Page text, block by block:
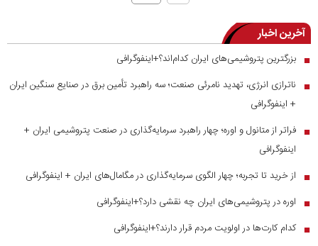
آخرین اخبار
■ بزرگترین پتروشیمی‌های ایران کدام‌اند؟+اینفوگرافی
■
ناترازی انرژی، تهدید نامرئی صنعت؛ سه راهبرد تأمین برق در صنایع سنگین ایران
+ اینفوگرافی
■ فراتر از متانول و اوره؛ چهار راهبرد سرمایه‌گذاری در صنعت پتروشیمی ایران +
اینفوگرافی
■ از خرید تا تجربه؛ چهار الگوی سرمایه‌گذاری در مگامال‌های ایران + اینفوگرافی
■ اوره در پتروشیمی‌های ایران چه نقشی دارد؟+اینفوگرافی
■ کدام کارت‌ها در اولویت مردم قرار دارند؟+اینفوگرافی